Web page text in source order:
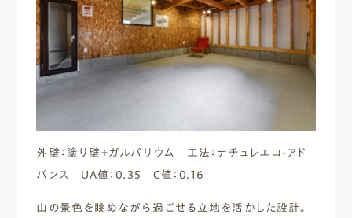
外壁：塗り壁＋ガルバリウム 工法：ナチュレエコ-アド
バンス UA値：0.35 C値：0.16
山の景色を眺めながら過ごせる立地を活かした設計。